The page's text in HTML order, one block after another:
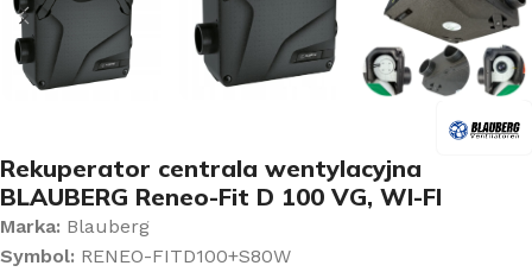
Rekuperator centrala wentylacyjna
BLAUBERG Reneo-Fit D 100 VG, WI-FI
Marka: Blauberg
Symbol: RENEO-FITD100+S80W